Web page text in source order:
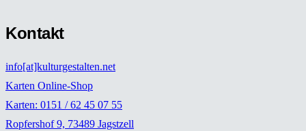
Kontakt
info[at]kulturgestalten.net
Karten Online-Shop
Karten: 0151 / 62 45 07 55
Ropfershof 9, 73489 Jagstzell